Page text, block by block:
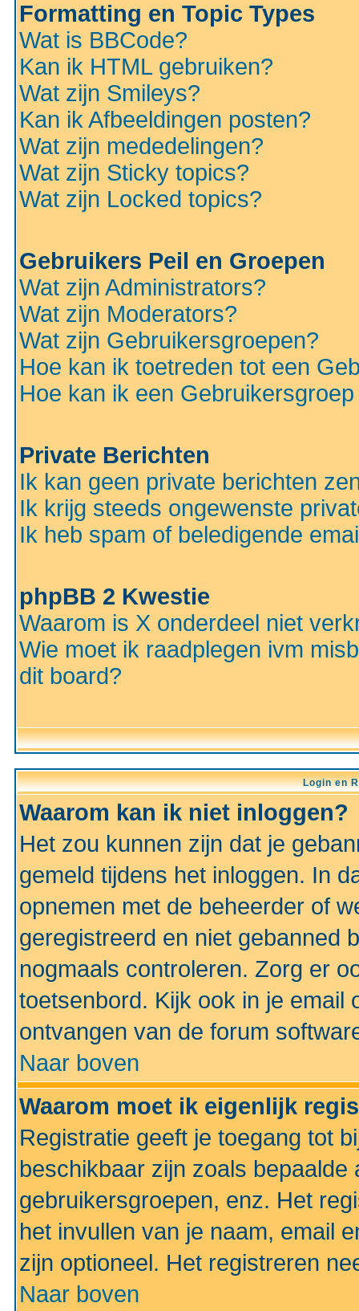
Formatting en Topic Types
Wat is BBCode?
Kan ik HTML gebruiken?
Wat zijn Smileys?
Kan ik Afbeeldingen posten?
Wat zijn mededelingen?
Wat zijn Sticky topics?
Wat zijn Locked topics?
Gebruikers Peil en Groepen
Wat zijn Administrators?
Wat zijn Moderators?
Wat zijn Gebruikersgroepen?
Hoe kan ik toetreden tot een
Hoe kan ik een
Private Berichten
Ik kan geen private berichten
Ik krijg steeds ongewenste
Ik heb spam of beledigende
phpBB 2 Kwestie
Waarom is X onderdeel niet
Wie moet ik raadplegen ivm
dit board?
Login en
Waarom kan ik niet inloggen?
Het zou kunnen zijn dat je
gemeld tijdens het inloggen. In
opnemen met de beheerder of
geregistreerd en niet gebanned
nogmaals controleren. Zorg er
toetsenbord. Kijk ook in je email
ontvangen van de forum
Naar boven
Waarom moet ik eigenlijk
Registratie geeft je toegang tot
beschikbaar zijn zoals
gebruikersgroepen, enz. Het
het invullen van je naam, email
zijn optioneel. Het registreren
Naar boven